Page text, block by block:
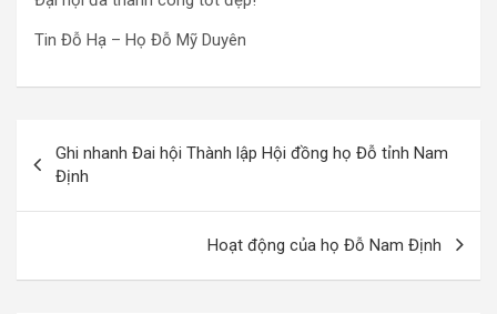
Tin Đỗ Hạ – Họ Đỗ Mỹ Duyên
hướng
bài
Ghi nhanh Đai hội Thành lập Hội đồng họ Đỗ tỉnh Nam
Định
Hoạt động của họ Đỗ Nam Định